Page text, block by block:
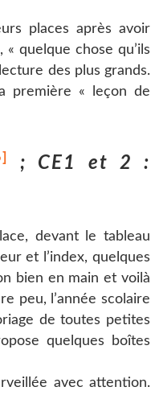
places après avoir
quelque chose qu’ils
des plus grands.
première « leçon de
; CE1 et 2 :
devant le tableau
et l’index, quelques
bien en main et voilà
peu, l’année scolaire
de toutes petites
quelques boîtes
avec attention.